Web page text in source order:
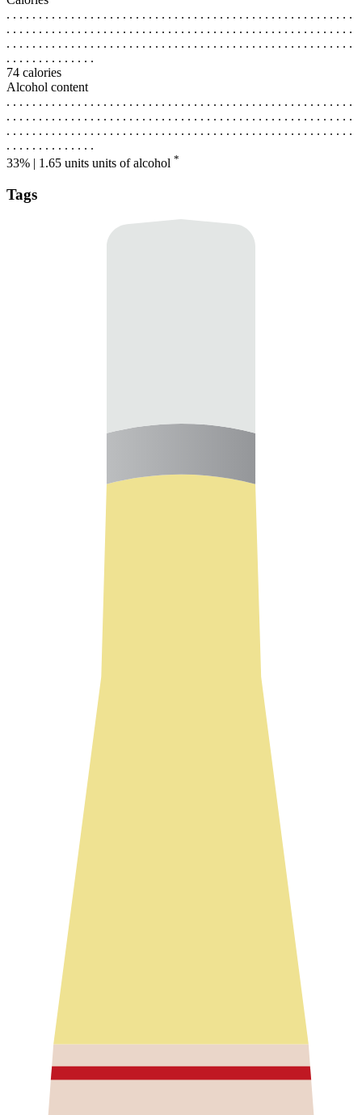
. . . . . . . . . . . . . . . . . . . . . . . . . . . . . . . . . . . . . . . . . . . . . . . . . . . . . .
. . . . . . . . . . . . . . . . . . . . . . . . . . . . . . . . . . . . . . . . . . . . . . . . . . . . . .
. . . . . . . . . . . . . . . . . . . . . . . . . . . . . . . . . . . . . . . . . . . . . . . . . . . . . .
. . . . . . . . . . . . . .
74 calories
Alcohol content
. . . . . . . . . . . . . . . . . . . . . . . . . . . . . . . . . . . . . . . . . . . . . . . . . . . . . .
. . . . . . . . . . . . . . . . . . . . . . . . . . . . . . . . . . . . . . . . . . . . . . . . . . . . . .
. . . . . . . . . . . . . . . . . . . . . . . . . . . . . . . . . . . . . . . . . . . . . . . . . . . . . .
. . . . . . . . . . . . . .
33% | 1.65 units units of alcohol *
Tags